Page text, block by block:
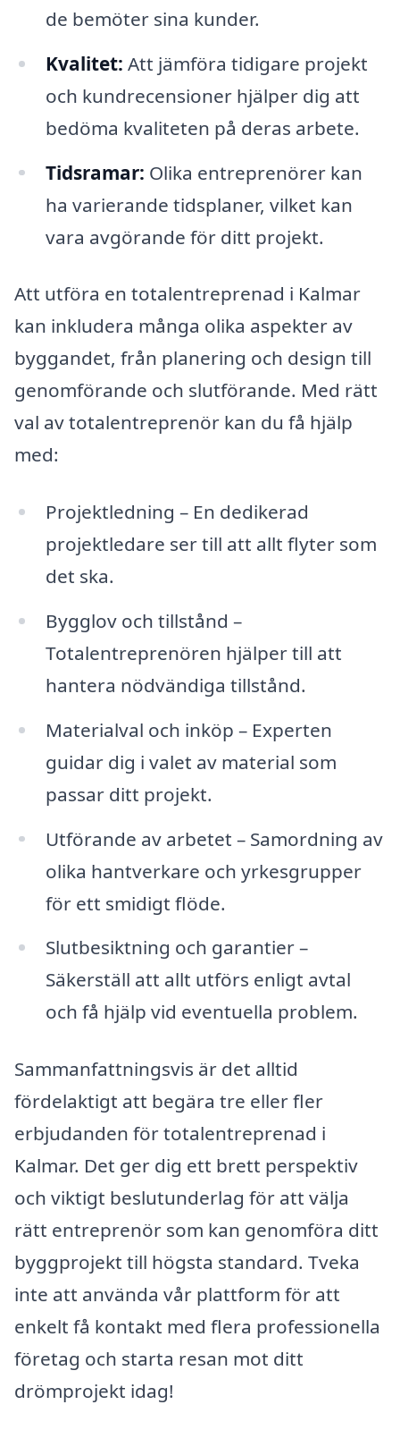
de bemöter sina kunder.
Kvalitet: Att jämföra tidigare projekt
och kundrecensioner hjälper dig att
bedöma kvaliteten på deras arbete.
Tidsramar: Olika entreprenörer kan
ha varierande tidsplaner, vilket kan
vara avgörande för ditt projekt.
Att utföra en totalentreprenad i Kalmar
kan inkludera många olika aspekter av
byggandet, från planering och design till
genomförande och slutförande. Med rätt
val av totalentreprenör kan du få hjälp
med:
Projektledning – En dedikerad
projektledare ser till att allt flyter som
det ska.
Bygglov och tillstånd –
Totalentreprenören hjälper till att
hantera nödvändiga tillstånd.
Materialval och inköp – Experten
guidar dig i valet av material som
passar ditt projekt.
Utförande av arbetet – Samordning av
olika hantverkare och yrkesgrupper
för ett smidigt flöde.
Slutbesiktning och garantier –
Säkerställ att allt utförs enligt avtal
och få hjälp vid eventuella problem.
Sammanfattningsvis är det alltid
fördelaktigt att begära tre eller fler
erbjudanden för totalentreprenad i
Kalmar. Det ger dig ett brett perspektiv
och viktigt beslutunderlag för att välja
rätt entreprenör som kan genomföra ditt
byggprojekt till högsta standard. Tveka
inte att använda vår plattform för att
enkelt få kontakt med flera professionella
företag och starta resan mot ditt
drömprojekt idag!